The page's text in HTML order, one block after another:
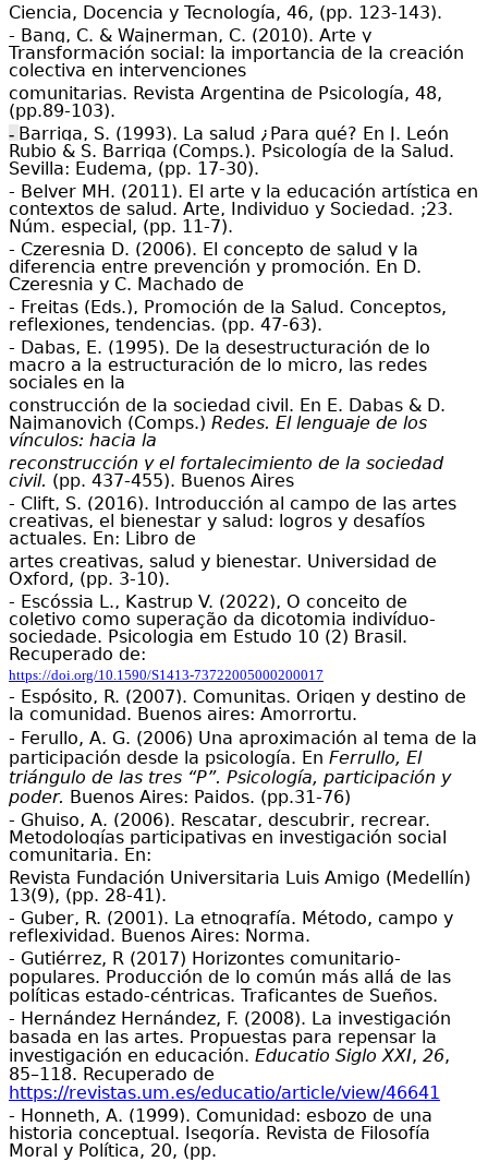
Ciencia, Docencia y Tecnología, 46, (pp. 123-143).
- Bang, C. & Wajnerman, C. (2010). Arte y
Transformación social: la importancia de la creación
colectiva en intervenciones
comunitarias. Revista Argentina de Psicología, 48,
(pp.89-103).
- Barriga, S. (1993). La salud ¿Para qué? En J. León
Rubio & S. Barriga (Comps.). Psicología de la Salud.
Sevilla: Eudema, (pp. 17-30).
- Belver MH. (2011). El arte y la educación artística en
contextos de salud. Arte, Individuo y Sociedad. ;23.
Núm. especial, (pp. 11-7).
- Czeresnia D. (2006). El concepto de salud y la
diferencia entre prevención y promoción. En D.
Czeresnia y C. Machado de
- Freitas (Eds.), Promoción de la Salud. Conceptos,
reflexiones, tendencias. (pp. 47-63).
- Dabas, E. (1995). De la desestructuración de lo
macro a la estructuración de lo micro, las redes
sociales en la
construcción de la sociedad civil. En E. Dabas & D.
Najmanovich (Comps.) Redes. El lenguaje de los
vínculos: hacia la
reconstrucción y el fortalecimiento de la sociedad
civil. (pp. 437-455). Buenos Aires
- Clift, S. (2016). Introducción al campo de las artes
creativas, el bienestar y salud: logros y desafíos
actuales. En: Libro de
artes creativas, salud y bienestar. Universidad de
Oxford, (pp. 3-10).
- Escóssia L., Kastrup V. (2022), O conceito de
coletivo como superação da dicotomia indivíduo-
sociedade. Psicologia em Estudo 10 (2) Brasil.
Recuperado de:
https://doi.org/10.1590/S1413-73722005000200017
- Espósito, R. (2007). Comunitas. Origen y destino de
la comunidad. Buenos aires: Amorrortu.
- Ferullo, A. G. (2006) Una aproximación al tema de la
participación desde la psicología. En Ferrullo, El
triángulo de las tres “P”. Psicología, participación y
poder. Buenos Aires: Paidos. (pp.31-76)
- Ghuiso, A. (2006). Rescatar, descubrir, recrear.
Metodologías participativas en investigación social
comunitaria. En:
Revista Fundación Universitaria Luis Amigo (Medellín)
13(9), (pp. 28-41).
- Guber, R. (2001). La etnografía. Método, campo y
reflexividad. Buenos Aires: Norma.
- Gutiérrez, R (2017) Horizontes comunitario-
populares. Producción de lo común más allá de las
políticas estado-céntricas. Traficantes de Sueños.
- Hernández Hernández, F. (2008). La investigación
basada en las artes. Propuestas para repensar la
investigación en educación. Educatio Siglo XXI, 26,
85–118. Recuperado de
https://revistas.um.es/educatio/article/view/46641
- Honneth, A. (1999). Comunidad: esbozo de una
historia conceptual. Isegoría. Revista de Filosofía
Moral y Política, 20, (pp.